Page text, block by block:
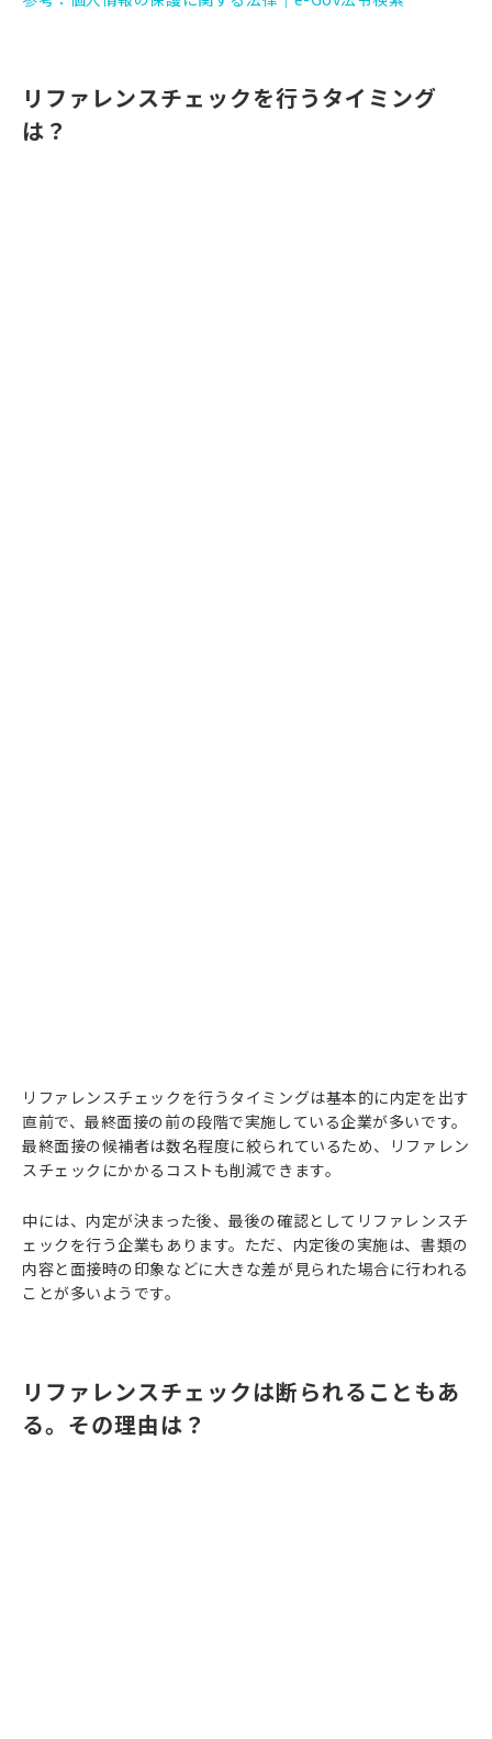
リファレンスチェックを行うタイミング
は？
リファレンスチェックを行うタイミングは基本的に内定を出す
直前で、最終面接の前の段階で実施している企業が多いです。
最終面接の候補者は数名程度に絞られているため、リファレン
スチェックにかかるコストも削減できます。
中には、内定が決まった後、最後の確認としてリファレンスチ
ェックを行う企業もあります。ただ、内定後の実施は、書類の
内容と面接時の印象などに大きな差が見られた場合に行われる
ことが多いようです。
リファレンスチェックは断られることもあ
る。その理由は？